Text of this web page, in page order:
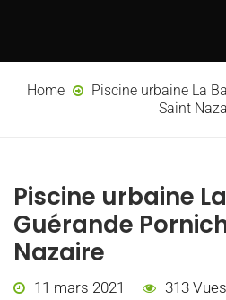
Home
Piscine urbaine La
Saint
Piscine urbaine
Guérande
Nazaire
11 mars 2021 313 Vues